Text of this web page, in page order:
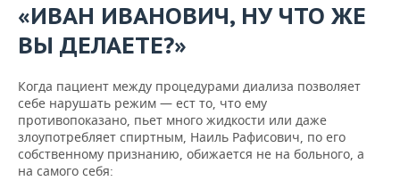
«ИВАН ИВАНОВИЧ, НУ ЧТО ЖЕ
ВЫ ДЕЛАЕТЕ?»
Когда пациент между процедурами диализа позволяет
себе нарушать режим — ест то, что ему
противопоказано, пьет много жидкости или даже
злоупотребляет спиртным, Наиль Рафисович, по его
собственному признанию, обижается не на больного, а
на самого себя: